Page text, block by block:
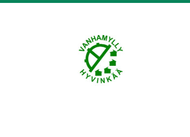
Vanhanmyllyn